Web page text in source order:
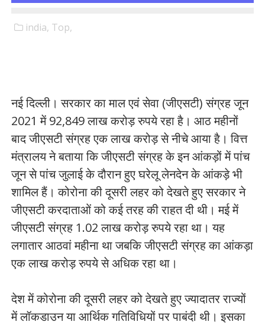
india, Top,
नई दिल्ली। सरकार का माल एवं सेवा (जीएसटी) संग्रह जून
2021 में 92,849 लाख करोड़ रुपये रहा है। आठ महीनों
बाद जीएसटी संग्रह एक लाख करोड़ से नीचे आया है। वित्त
मंत्रालय ने बताया कि जीएसटी संग्रह के इन आंकड़ों में पांच
जून से पांच जुलाई के दौरान हुए घरेलू लेनदेन के आंकड़े भी
शामिल हैं। कोरोना की दूसरी लहर को देखते हुए सरकार ने
जीएसटी करदाताओं को कई तरह की राहत दी थी। मई में
जीएसटी संग्रह 1.02 लाख करोड़ रुपये रहा था। यह
लगातार आठवां महीना था जबकि जीएसटी संग्रह का आंकड़ा
एक लाख करोड़ रुपये से अधिक रहा था।
देश में कोरोना की दूसरी लहर को देखते हुए ज्यादातर राज्यों
में लॉकडाउन या आर्थिक गतिविधियों पर पाबंदी थी। इसका